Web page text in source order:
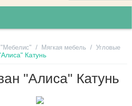
"Мебелис" / Мягкая мебель / Угловые
Катунь
"Алиса" Катунь